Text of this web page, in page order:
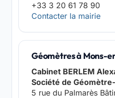
+33 3 20 61 78 90
Contacter la mairie
Géomètres à Mons-
Cabinet BERLEM
Société de
5 rue du Palmarès